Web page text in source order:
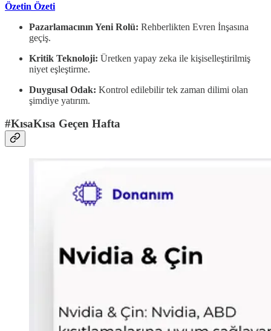
Özetin Özeti
Pazarlamacının Yeni Rolü: Rehberlikten Evren İnşasına
geçiş.
Kritik Teknoloji: Üretken yapay zeka ile kişiselleştirilmiş
niyet eşleştirme.
Duygusal Odak: Kontrol edilebilir tek zaman dilimi olan
şimdiye yatırım.
#KısaKısa Geçen Hafta